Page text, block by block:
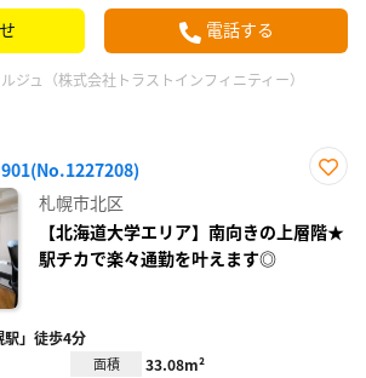
電話する
ジュ（株式会社トラストインフィニティー）
り登
録
札幌市北区
【北海道大学エリア】南向きの上層階★
駅チカで楽々通勤を叶えます◎
駅」徒歩4分
面積 33.08m²